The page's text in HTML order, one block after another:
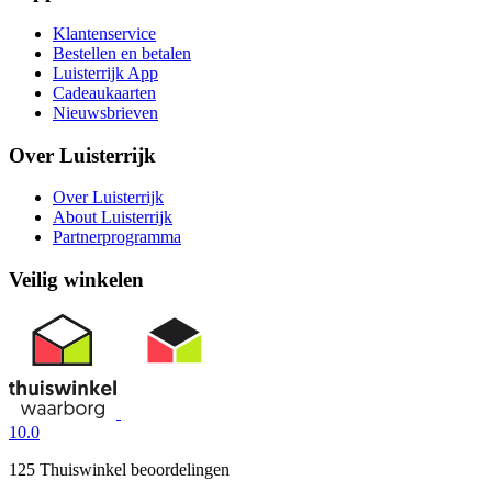
Klantenservice
Bestellen en betalen
Luisterrijk App
Cadeaukaarten
Nieuwsbrieven
Over Luisterrijk
Over Luisterrijk
About Luisterrijk
Partnerprogramma
Veilig winkelen
10.0
125 Thuiswinkel beoordelingen